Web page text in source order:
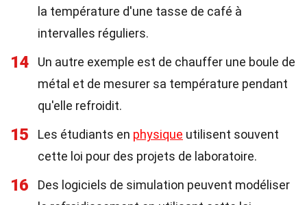
la température d'une tasse de café à
intervalles réguliers.
14
Un autre exemple est de chauffer une boule de
métal et de mesurer sa température pendant
qu'elle refroidit.
15 Les étudiants en physique utilisent souvent
cette loi pour des projets de laboratoire.
16
Des logiciels de simulation peuvent modéliser